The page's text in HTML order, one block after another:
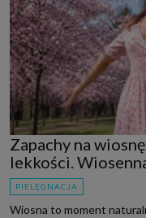
Zapachy na
lekkości.
PIELĘGNACJA
Wiosna to moment